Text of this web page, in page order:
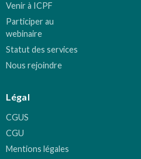
Venir à ICPF
Participer au
webinaire
Statut des services
Nous rejoindre
Légal
CGUS
CGU
Mentions légales